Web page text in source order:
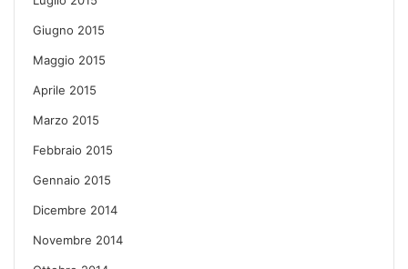
Giugno 2015
Maggio 2015
Aprile 2015
Marzo 2015
Febbraio 2015
Gennaio 2015
Dicembre 2014
Novembre 2014